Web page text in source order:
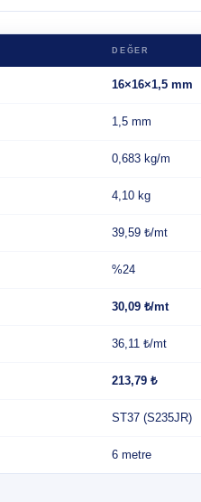
DEĞER
16×16×1,5 mm
1,5 mm
0,683 kg/m
4,10 kg
39,59 ₺/mt
%24
30,09 ₺/mt
36,11 ₺/mt
213,79 ₺
ST37 (S235JR)
6 metre